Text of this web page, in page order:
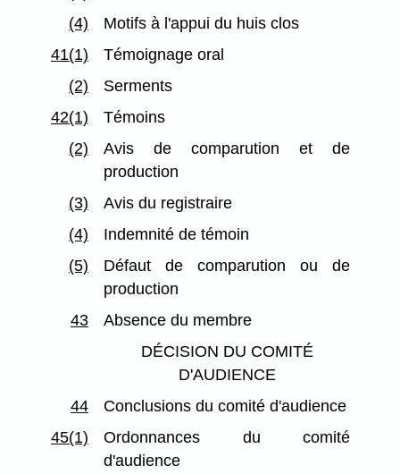
(4)
Motifs à l'appui du huis clos
41(1)
Témoignage oral
(2)
Serments
42(1)
Témoins
(2)
Avis de comparution et de
production
(3)
Avis du registraire
(4)
Indemnité de témoin
(5)
Défaut de comparution ou de
production
43
Absence du membre
DÉCISION DU COMITÉ
D'AUDIENCE
44
Conclusions du comité d'audience
45(1)
Ordonnances du comité
d'audience